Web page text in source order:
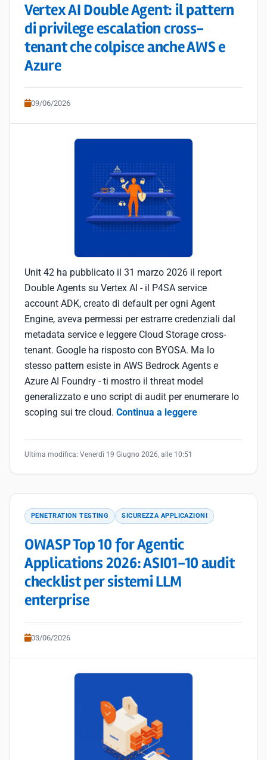
Vertex AI Double Agent: il pattern
di privilege escalation cross-
tenant che colpisce anche AWS e
Azure
09/06/2026
Unit 42 ha pubblicato il 31 marzo 2026 il report
Double Agents su Vertex AI - il P4SA service
account ADK, creato di default per ogni Agent
Engine, aveva permessi per estrarre credenziali dal
metadata service e leggere Cloud Storage cross-
tenant. Google ha risposto con BYOSA. Ma lo
stesso pattern esiste in AWS Bedrock Agents e
Azure AI Foundry - ti mostro il threat model
generalizzato e uno script di audit per enumerare lo
scoping sui tre cloud. Continua a leggere
Ultima modifica: Venerdì 19 Giugno 2026, alle 10:51
PENETRATION TESTING SICUREZZA APPLICAZIONI
OWASP Top 10 for Agentic
Applications 2026: ASI01-10 audit
checklist per sistemi LLM
enterprise
03/06/2026